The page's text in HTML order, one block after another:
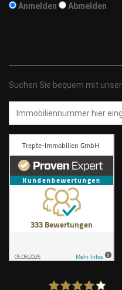
Anmelden Abmelden
Suchen Sie bequem mit
Immobiliennummer